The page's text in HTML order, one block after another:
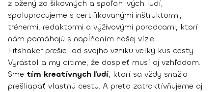
zložený zo šikovných a spoľahlivých ľudí,
spolupracujeme s certifikovanými inštruktormi,
trénermi, redaktormi a výživovými poradcami, ktorí
nám pomáhajú s napĺňaním našej vízie.
Fitshaker prešiel od svojho vzniku veľký kus cesty.
Vyrástol a my cítime, že dospieť musí aj vzhľadom.
Sme tím kreatívnych ľudí, ktorí sa vždy snažia
prešliapať vlastnú cestu. A preto zatraktívňujeme aj